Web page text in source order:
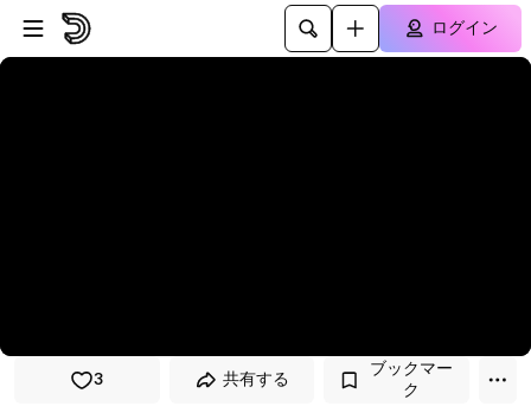
プレイヤーにスキップ
メインコンテンツにスキップ
ログイン
3 共有する
ブックマー
ク